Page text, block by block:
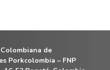
de
Porkcolombia – FNP